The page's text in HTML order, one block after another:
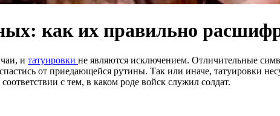
как их правильно
и татуировки не являются исключением. Отличительные
от приедающейся рутины. Так или иначе, татуировки
с тем, в каком роде войск служил солдат.